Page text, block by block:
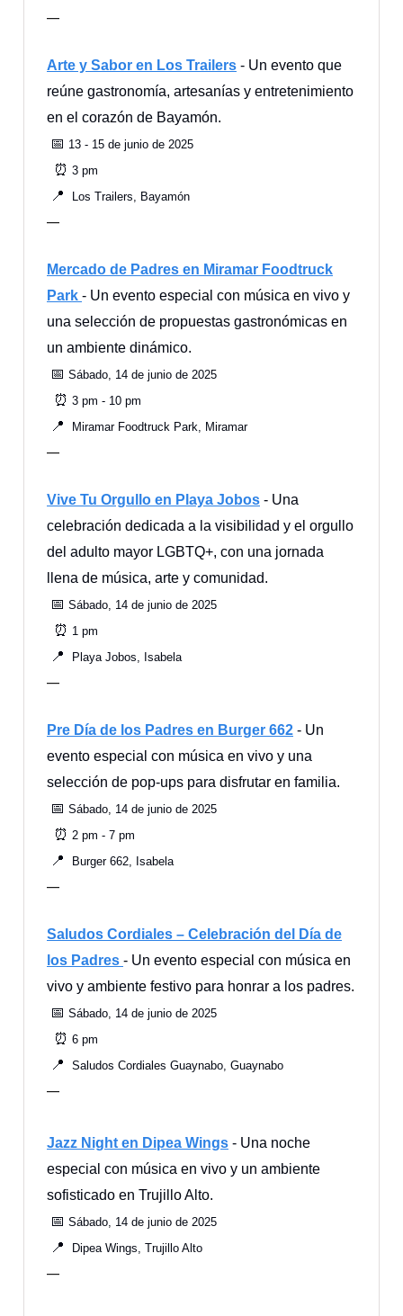
—
Arte y Sabor en Los Trailers - Un evento que
reúne gastronomía, artesanías y entretenimiento
en el corazón de Bayamón.
📅 13 - 15 de junio de 2025
⏰ 3 pm
📍 Los Trailers, Bayamón
—
Mercado de Padres en Miramar Foodtruck
Park - Un evento especial con música en vivo y
una selección de propuestas gastronómicas en
un ambiente dinámico.
📅 Sábado, 14 de junio de 2025
⏰ 3 pm - 10 pm
📍 Miramar Foodtruck Park, Miramar
—
Vive Tu Orgullo en Playa Jobos - Una
celebración dedicada a la visibilidad y el orgullo
del adulto mayor LGBTQ+, con una jornada
llena de música, arte y comunidad.
📅 Sábado, 14 de junio de 2025
⏰ 1 pm
📍 Playa Jobos, Isabela
—
Pre Día de los Padres en Burger 662 - Un
evento especial con música en vivo y una
selección de pop-ups para disfrutar en familia.
📅 Sábado, 14 de junio de 2025
⏰ 2 pm - 7 pm
📍 Burger 662, Isabela
—
Saludos Cordiales – Celebración del Día de
los Padres - Un evento especial con música en
vivo y ambiente festivo para honrar a los padres.
📅 Sábado, 14 de junio de 2025
⏰ 6 pm
📍 Saludos Cordiales Guaynabo, Guaynabo
—
Jazz Night en Dipea Wings - Una noche
especial con música en vivo y un ambiente
sofisticado en Trujillo Alto.
📅 Sábado, 14 de junio de 2025
📍 Dipea Wings, Trujillo Alto
—